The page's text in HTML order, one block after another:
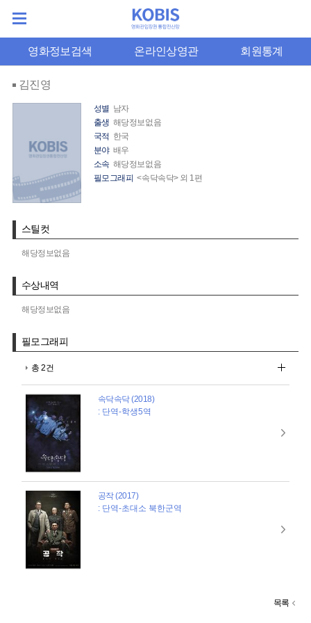
영화정보검색 온라인상영관 회원통계
김진영
성별 남자
출생 해당정보없음
국적 한국
분야 배우
소속 해당정보없음
필모그래피 <속닥속닥> 외 1편
스틸컷
해당정보없음
수상내역
해당정보없음
필모그래피
총 2건
속닥속닥 (2018)
: 단역-학생5역
공작 (2017)
: 단역-초대소 북한군역
목록